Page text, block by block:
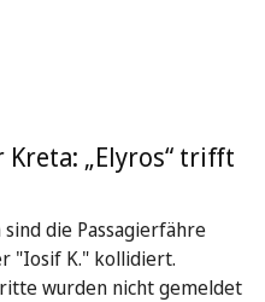
„Elyros“ trifft
die Passagierfähre
"Iosif K." kollidiert.
wurden nicht gemeldet